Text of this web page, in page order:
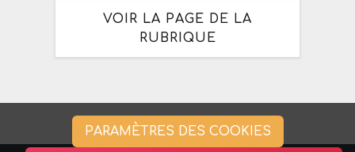
VOIR LA PAGE DE LA
RUBRIQUE
PARAMÈTRES DES COOKIES